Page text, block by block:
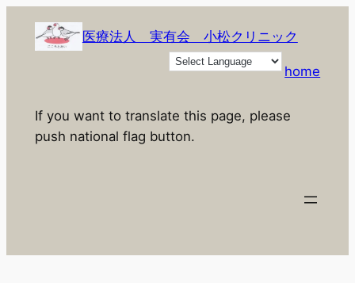
医療法人 実有会 小松クリニック
home
If you want to translate this page, please
push national flag button.